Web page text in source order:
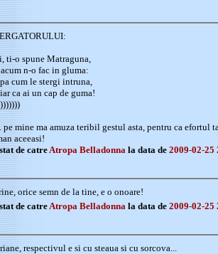
ti-o spune Matraguna,
n-o fac in gluma:
cum le stergi intruna,
ca ai un cap de guma!
pe mine ma amuza teribil gestul asta, pentru ca efortul
aceeasi!
de catreAtropa Belladonna la data de 2009-02-25
orice semn de la tine, e o onoare!
de catreAtropa Belladonna la data de 2009-02-25
respectivul e si cu steaua si cu sorcova...